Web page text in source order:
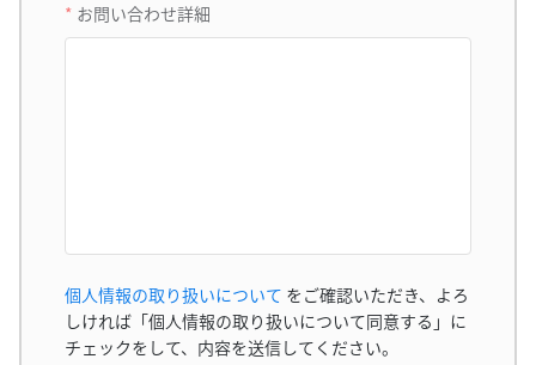
お問い合わせ詳細
個人情報の取り扱いについて をご確認いただき、よろ
しければ「個人情報の取り扱いについて同意する」に
チェックをして、内容を送信してください。